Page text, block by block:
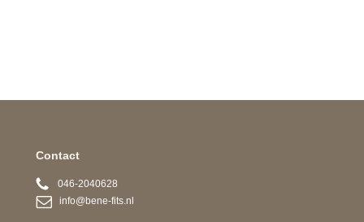
Contact
046-2040628
info@bene-fits.nl